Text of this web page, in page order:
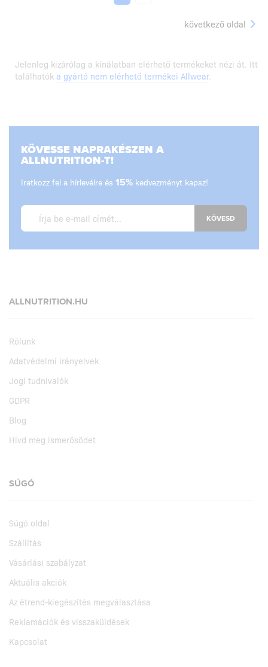
következő oldal
Jelenleg kizárólag a kínálatban elérhető termékeket nézi át. Itt
találhatók a gyártó nem elérhető termékei Allwear.
KÖVESSE NAPRAKÉSZEN A
ALLNUTRITION-T!
Iratkozz fel a hírlevélre és 15% kedvezményt kapsz!
KÖVESD
ALLNUTRITION.HU
Rólunk
Adatvédelmi irányelvek
Jogi tudnivalók
GDPR
Blog
Hívd meg ismerősödet
SÚGÓ
Súgó oldal
Szállítás
Vásárlási szabályzat
Aktuális akciók
Az étrend-kiegészítés megválasztása
Reklamációk és visszaküldések
Kapcsolat